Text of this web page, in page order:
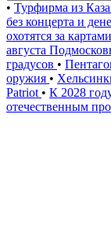
• Турфирма из
без концерта и
охотятся за
августа
градусов •
оружия •
Patriot • К 2028
отечественным